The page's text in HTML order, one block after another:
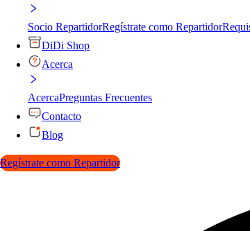
Socio RepartidorRegístrate como Repartidor
DiDi Shop
Acerca
AcercaPreguntas Frecuentes
Contacto
Blog
Regístrate como Repartidor